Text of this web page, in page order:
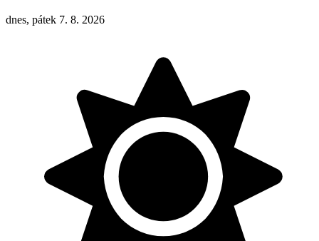
dnes, pátek 7. 8. 2026